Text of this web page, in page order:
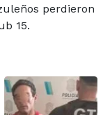
perdieron
15.